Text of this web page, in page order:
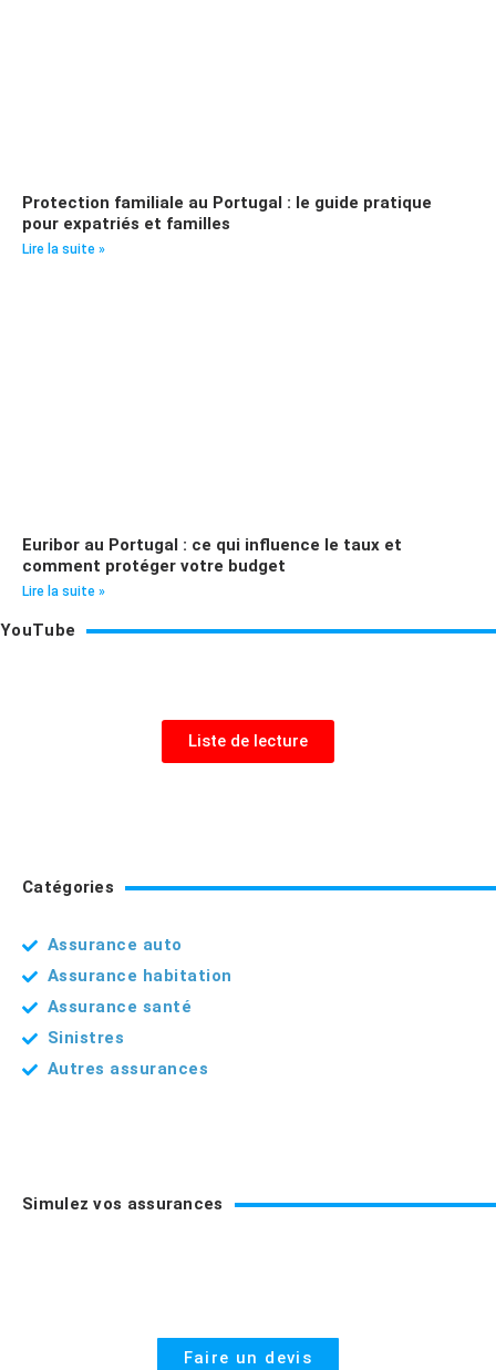
Protection familiale au Portugal : le guide pratique
pour expatriés et familles
Lire la suite »
Euribor au Portugal : ce qui influence le taux et
comment protéger votre budget
Lire la suite »
YouTube
Liste de lecture
Catégories
Assurance auto
Assurance habitation
Assurance santé
Sinistres
Autres assurances
Simulez vos assurances
Faire un devis